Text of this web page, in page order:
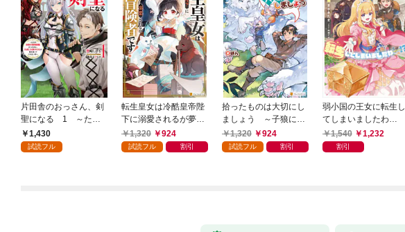
片田舎のおっさん、剣
聖になる 1 ～ただ
の田舎の剣術師範だっ
たのに、大成した弟子
1,430
試読フル
転生皇女は冷酷皇帝陛
下に溺愛されるが夢は
冒険者です！
1,320 924
試読フル 割引
拾ったものは大切にし
ましょう ～子狼に気
に入られた男の転移物
語～
1,320 924
試読フル 割引
弱小国の王女に転生し
てしまいましたわ
～！？ 1巻
1,540 1,232
割引